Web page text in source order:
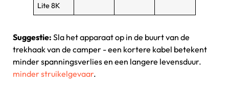
Lite 8K
Suggestie: Sla het apparaat op in de buurt van de
trekhaak van de camper - een kortere kabel betekent
minder spanningsverlies en een langere levensduur.
minder struikelgevaar.